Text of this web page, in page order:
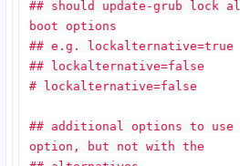
## should update-grub lock
boot options
## e.g. lockalternative=true
## lockalternative=false
# lockalternative=false
## additional options to
option, but not with the